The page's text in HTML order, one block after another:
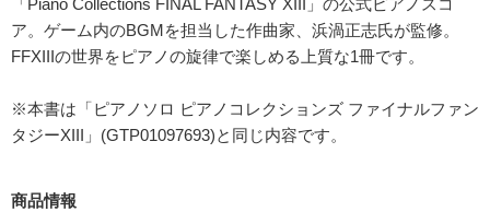
「Piano Collections FINAL FANTASY XIII」の公式ピアノスコ
ア。ゲーム内のBGMを担当した作曲家、浜渦正志氏が監修。
FFXIIIの世界をピアノの旋律で楽しめる上質な1冊です。
※本書は「ピアノソロ ピアノコレクションズ ファイナルファン
タジーXIII」(GTP01097693)と同じ内容です。
商品情報